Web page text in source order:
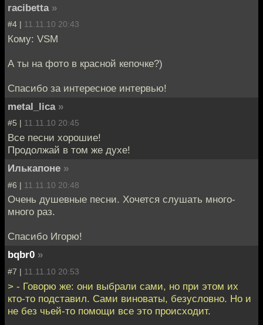
racibetta »
#4 | 11.11.10 20:43
Кому: VSM
А ты на фото в красной кепочке?)
Спасибо за интересное интервью!
metal_lica »
#5 | 11.11.10 20:45
Все песни хорошие!
Продолжай в том же духе!
Илькапоне »
#6 | 11.11.10 20:48
Очень душевные песни. Хочется слушать много-
много раз.
Спасибо Игорю!
bqbr0 »
#7 | 11.11.10 20:53
> - Говорю же: они выбрали сами, но при этом их
кто-то подставил. Сами виноваты, безусловно. Но и
не без чьей-то помощи все это происходит.